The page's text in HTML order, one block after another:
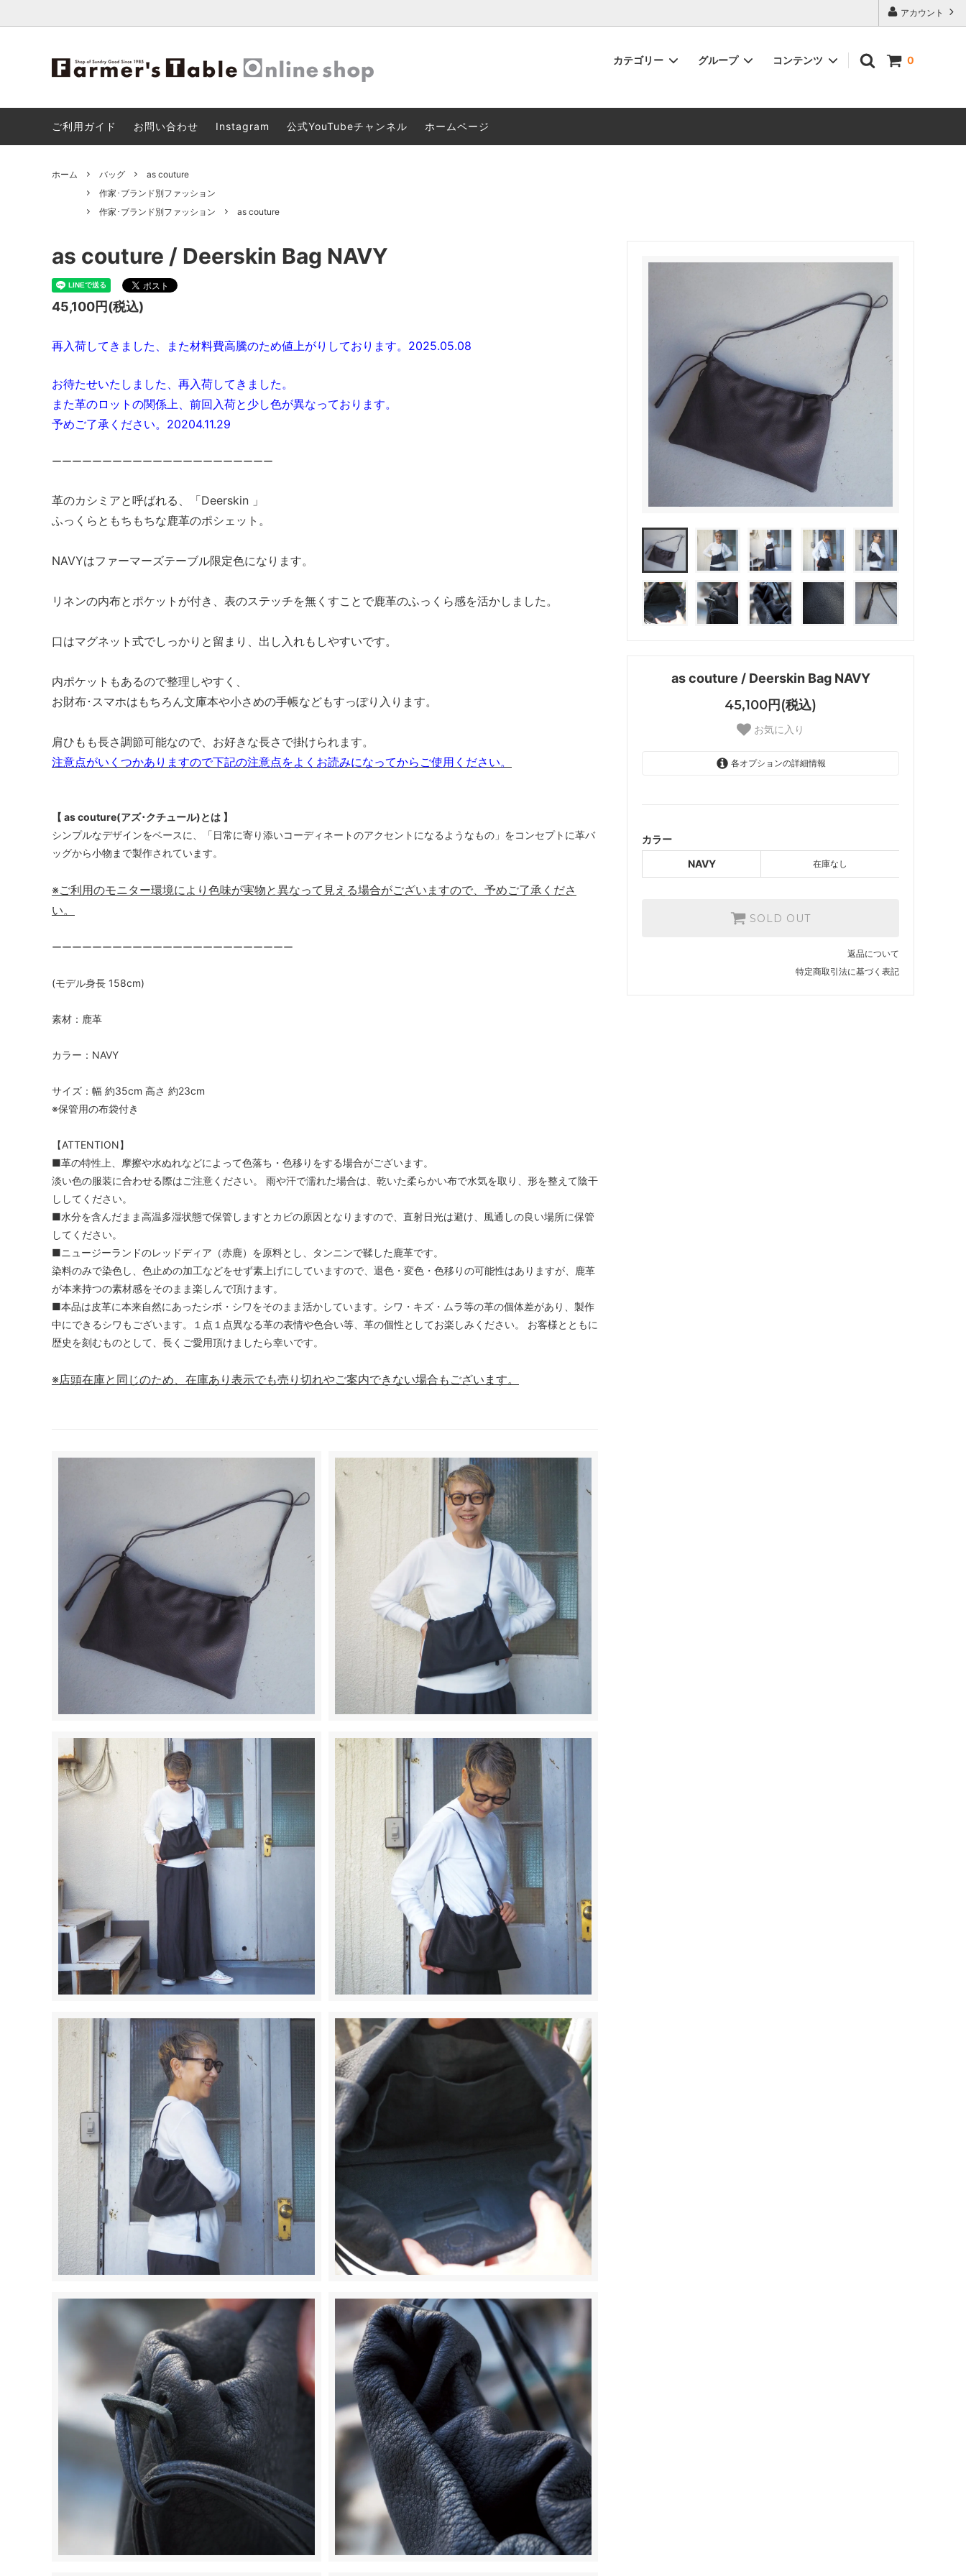
アカウント
0
カテゴリー
【8月11日(火)18:00までの限定販売】
AUDE HEROUARD (オードエルアール)
キッチン テーブルウェア ファッション
その他
グループ
2026 SPRING ＆ SUMMER NEW
ARRIVAL
ファーマーズテーブルオリジナル 作家･ブランド別ファッション 作家･ブランド別インテリア
コンテンツ
ショッピングカートのご利用について
【重要】クレジットカード本人認証サー
ビス「3Dセキュア 2.0」導入のお知ら
ご利用ガイド お問い合わせ Instagram 公式YouTubeチャンネル ホームページ
ホーム バッグ
as couture
作家･ブランド別ファッション
作家･ブランド別ファッション
as couture
as couture / Deerskin Bag NAVY
45,100円(税込)
お気に入り
各オプションの詳細情報
カラー
NAVY
在庫なし
SOLD OUT
返品について
特定商取引法に基づく表記
as couture / Deerskin Bag NAVY
45,100円(税込)
再入荷してきました、また材料費高騰のため値上がりしております。2025.05.08
お待たせいたしました、再入荷してきました。
また革のロットの関係上、前回入荷と少し色が異なっております。
予めご了承ください。20204.11.29
ーーーーーーーーーーーーーーーーーーーーーー
革のカシミアと呼ばれる、「Deerskin 」
ふっくらともちもちな鹿革のポシェット。
NAVYはファーマーズテーブル限定色になります。
リネンの内布とポケットが付き、表のステッチを無くすことで鹿革のふっくら感を活かしました。
口はマグネット式でしっかりと留まり、出し入れもしやすいです。
内ポケットもあるので整理しやすく、
お財布･スマホはもちろん文庫本や小さめの手帳などもすっぽり入ります。
肩ひもも長さ調節可能なので、お好きな長さで掛けられます。
注意点がいくつかありますので下記の注意点をよくお読みになってからご使用ください。
【 as couture(アズ･クチュール)とは 】
シンプルなデザインをベースに、「日常に寄り添いコーディネートのアクセントになるようなもの」をコンセプトに革バ
ッグから小物まで製作されています。
※ご利用のモニター環境により色味が実物と異なって見える場合がございますので、予めご了承くださ
い。
ーーーーーーーーーーーーーーーーーーーーーーーー
(モデル身長 158cm)
素材：鹿革
カラー：NAVY
サイズ：幅 約35cm 高さ 約23cm
※保管用の布袋付き
【ATTENTION】
■革の特性上、摩擦や水ぬれなどによって色落ち・色移りをする場合がございます。
淡い色の服装に合わせる際はご注意ください。 雨や汗で濡れた場合は、乾いた柔らかい布で水気を取り、形を整えて陰干
ししてください。
■水分を含んだまま高温多湿状態で保管しますとカビの原因となりますので、直射日光は避け、風通しの良い場所に保管
してください。
■ニュージーランドのレッドディア（赤鹿）を原料とし、タンニンで鞣した鹿革です。
染料のみで染色し、色止めの加工などをせず素上げにしていますので、退色・変色・色移りの可能性はありますが、鹿革
が本来持つの素材感をそのまま楽しんで頂けます。
■本品は皮革に本来自然にあったシボ・シワをそのまま活かしています。シワ・キズ・ムラ等の革の個体差があり、製作
中にできるシワもございます。１点１点異なる革の表情や色合い等、革の個性としてお楽しみください。 お客様とともに
歴史を刻むものとして、長くご愛用頂けましたら幸いです。
※店頭在庫と同じのため、在庫あり表示でも売り切れやご案内できない場合もございます。